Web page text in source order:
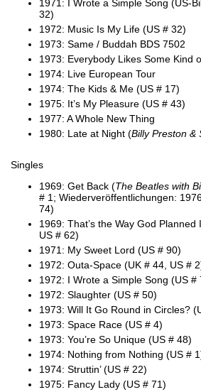
1971: I Wrote a Simple Song (US-
32)
1972: Music Is My Life (US # 32)
1973: Same / Buddah BDS 7502
1973: Everybody Likes Some Kind
1974: Live European Tour
1974: The Kids & Me (US # 17)
1975: It’s My Pleasure (US # 43)
1977: A Whole New Thing
1980: Late at Night (Billy Preston &
Singles
1969: Get Back (The Beatles with
# 1; Wiederveröffentlichungen:
74)
1969: That’s the Way God Planned
US # 62)
1971: My Sweet Lord (US # 90)
1972: Outa-Space (UK # 44, US #
1972: I Wrote a Simple Song (US #
1972: Slaughter (US # 50)
1973: Will It Go Round in Circles?
1973: Space Race (US # 4)
1973: You’re So Unique (US # 48)
1974: Nothing from Nothing (US #
1974: Struttin’ (US # 22)
1975: Fancy Lady (US # 71)